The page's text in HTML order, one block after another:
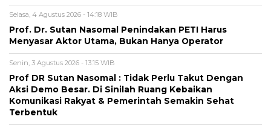
Selasa, 4 Agustus 2026 - 14:18 WIB
Prof. Dr. Sutan Nasomal Penindakan PETI Harus
Menyasar Aktor Utama, Bukan Hanya Operator
Senin, 3 Agustus 2026 - 13:15 WIB
Prof DR Sutan Nasomal : Tidak Perlu Takut Dengan
Aksi Demo Besar. Di Sinilah Ruang Kebaikan
Komunikasi Rakyat & Pemerintah Semakin Sehat
Terbentuk